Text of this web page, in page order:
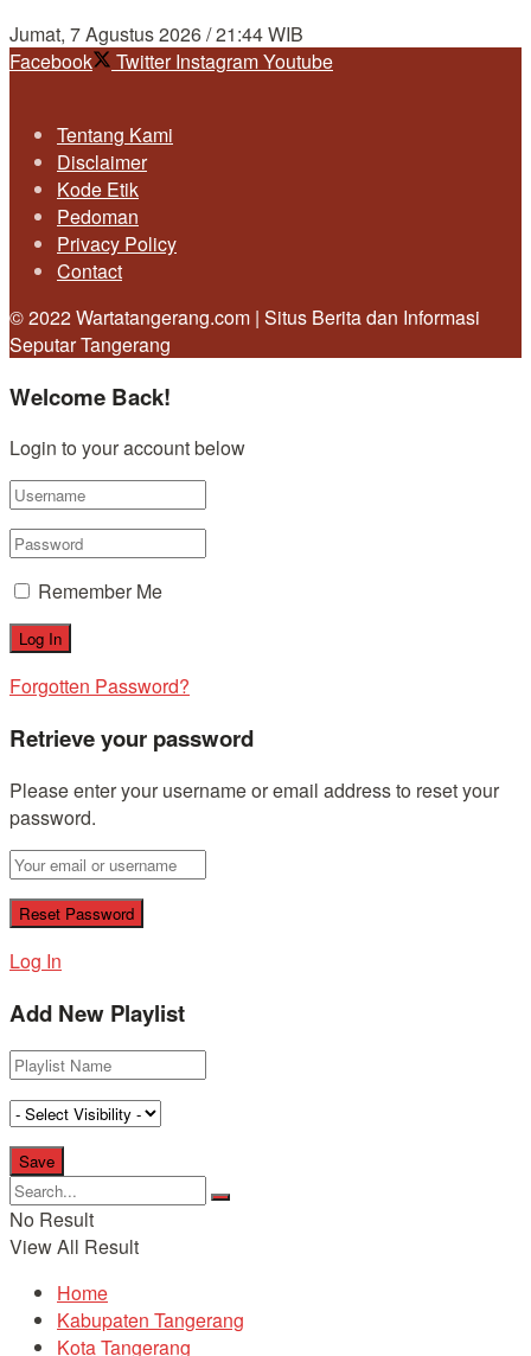
Jumat, 7 Agustus 2026 / 21:44 WIB
Facebook
Twitter InstagramYoutube
Tentang Kami
Disclaimer
Kode Etik
Pedoman
Privacy Policy
Contact
© 2022 Wartatangerang.com | Situs Berita dan Informasi
Seputar Tangerang
Welcome Back!
Login to your account below
Remember Me
Forgotten Password?
Retrieve your password
Please enter your username or email address to reset your
password.
Log In
Add New Playlist
No Result
View All Result
Home
Kabupaten Tangerang
Kota Tangerang